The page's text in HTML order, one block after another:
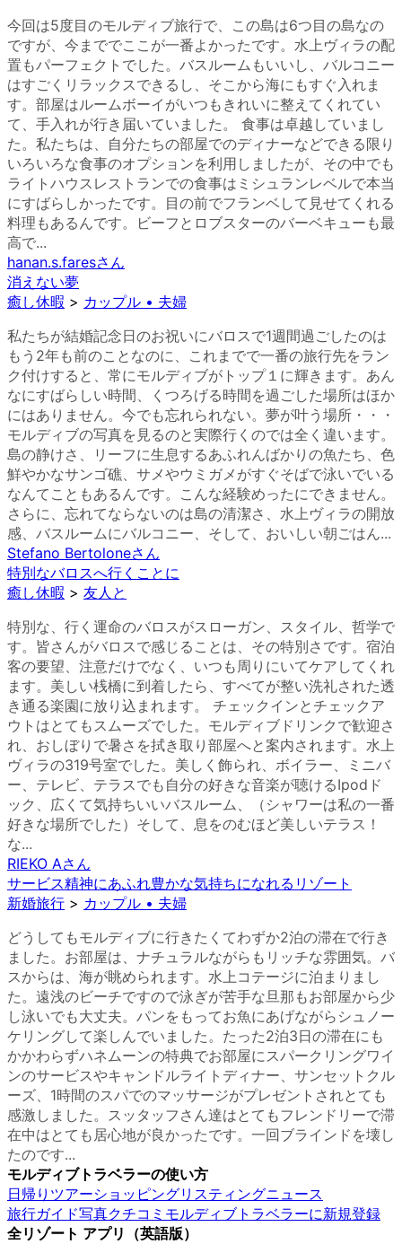
今回は5度目のモルディブ旅行で、この島は6つ目の島なの
ですが、今まででここが一番よかったです。水上ヴィラの配
置もパーフェクトでした。バスルームもいいし、バルコニー
はすごくリラックスできるし、そこから海にもすぐ入れま
す。部屋はルームボーイがいつもきれいに整えてくれてい
て、手入れが行き届いていました。 食事は卓越していまし
た。私たちは、自分たちの部屋でのディナーなどできる限り
いろいろな食事のオプションを利用しましたが、その中でも
ライトハウスレストランでの食事はミシュランレベルで本当
にすばらしかったです。目の前でフランベして見せてくれる
料理もあるんです。ビーフとロブスターのバーベキューも最
高で...
hanan.s.faresさん
消えない夢
癒し休暇 > カップル • 夫婦
私たちが結婚記念日のお祝いにバロスで1週間過ごしたのは
もう2年も前のことなのに、これまでで一番の旅行先をラン
ク付けすると、常にモルディブがトップ１に輝きます。あん
なにすばらしい時間、くつろげる時間を過ごした場所はほか
にはありません。今でも忘れられない。夢が叶う場所・・・
モルディブの写真を見るのと実際行くのでは全く違います。
島の静けさ、リーフに生息するあふれんばかりの魚たち、色
鮮やかなサンゴ礁、サメやウミガメがすぐそばで泳いでいる
なんてこともあるんです。こんな経験めったにできません。
さらに、忘れてならないのは島の清潔さ、水上ヴィラの開放
感、バスルームにバルコニー、そして、おいしい朝ごはん...
Stefano Bertoloneさん
特別なバロスへ行くことに
癒し休暇 > 友人と
特別な、行く運命のバロスがスローガン、スタイル、哲学で
す。皆さんがバロスで感じることは、その特別さです。宿泊
客の要望、注意だけでなく、いつも周りにいてケアしてくれ
ます。美しい桟橋に到着したら、すべてが整い洗礼された透
き通る楽園に放り込まれます。 チェックインとチェックア
ウトはとてもスムーズでした。モルディブドリンクで歓迎さ
れ、おしぼりで暑さを拭き取り部屋へと案内されます。水上
ヴィラの319号室でした。美しく飾られ、ボイラー、ミニバ
ー、テレビ、テラスでも自分の好きな音楽が聴けるIpodド
ック、広くて気持ちいいバスルーム、（シャワーは私の一番
好きな場所でした）そして、息をのむほど美しいテラス！
な...
RIEKO Aさん
サービス精神にあふれ豊かな気持ちになれるリゾート
新婚旅行 > カップル • 夫婦
どうしてもモルディブに行きたくてわずか2泊の滞在で行き
ました。お部屋は、ナチュラルながらもリッチな雰囲気。バ
スからは、海が眺められます。水上コテージに泊まりまし
た。遠浅のビーチですので泳ぎが苦手な旦那もお部屋から少
し泳いでも大丈夫。パンをもってお魚にあげながらシュノー
ケリングして楽しんでいました。たった2泊3日の滞在にも
かかわらずハネムーンの特典でお部屋にスパークリングワイ
ンのサービスやキャンドルライトディナー、サンセットクル
ーズ、1時間のスパでのマッサージがプレゼントされとても
感激しました。スッタッフさん達はとてもフレンドリーで滞
在中はとても居心地が良かったです。一回ブラインドを壊し
たのです...
モルディブトラベラーの使い方
日帰りツアーショッピングリスティングニュース
旅行ガイド写真クチコミ モルディブトラベラーに新規登録
全リゾート アプリ（英語版）